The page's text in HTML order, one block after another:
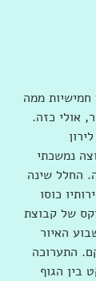
ממה
אולי כזה.
נמשכתי
החלל שינה
כוסו
של קבוצת
האיור
התערוכה
בין הגוף